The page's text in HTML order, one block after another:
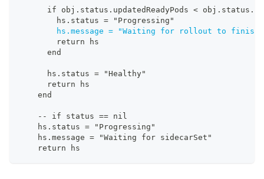
if obj.status.updatedReadyPods <
        hs.status = "Progressing"
hs.message = "Waiting for rollout to finish
        return hs
      end
      hs.status = "Healthy"
      return hs
    end
- -
if status == nil
    hs.status = "Progressing"
    hs.message = "Waiting for sidecarSet"
    return hs